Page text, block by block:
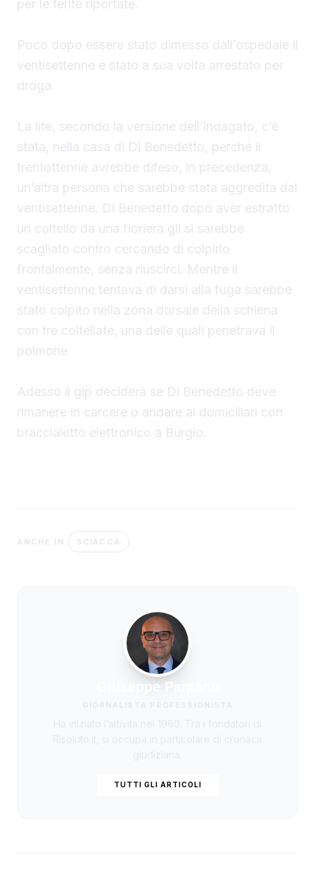
per le ferite riportate.
Poco dopo essere stato dimesso dall’ospedale il
ventisettenne è stato a sua volta arrestato per
droga.
La lite, secondo la versione dell’indagato, c’è
stata, nella casa di Di Benedetto, perché il
trentottenne avrebbe difeso, in precedenza,
un’altra persona che sarebbe stata aggredita dal
ventisettenne. Di Benedetto dopo aver estratto
un coltello da una fioriera gli si sarebbe
scagliato contro cercando di colpirlo
frontalmente, senza riuscirci. Mentre il
ventisettenne tentava di darsi alla fuga sarebbe
stato colpito nella zona dorsale della schiena
con tre coltellate, una delle quali penetrava il
polmone.
Adesso il gip deciderà se Di Benedetto deve
rimanere in carcere o andare ai domiciliari con
braccialetto elettronico a Burgio.
ANCHE IN SCIACCA
Giuseppe Pantano
TUTTI GLI ARTICOLI